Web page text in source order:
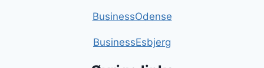
BusinessOdense
BusinessEsbjerg